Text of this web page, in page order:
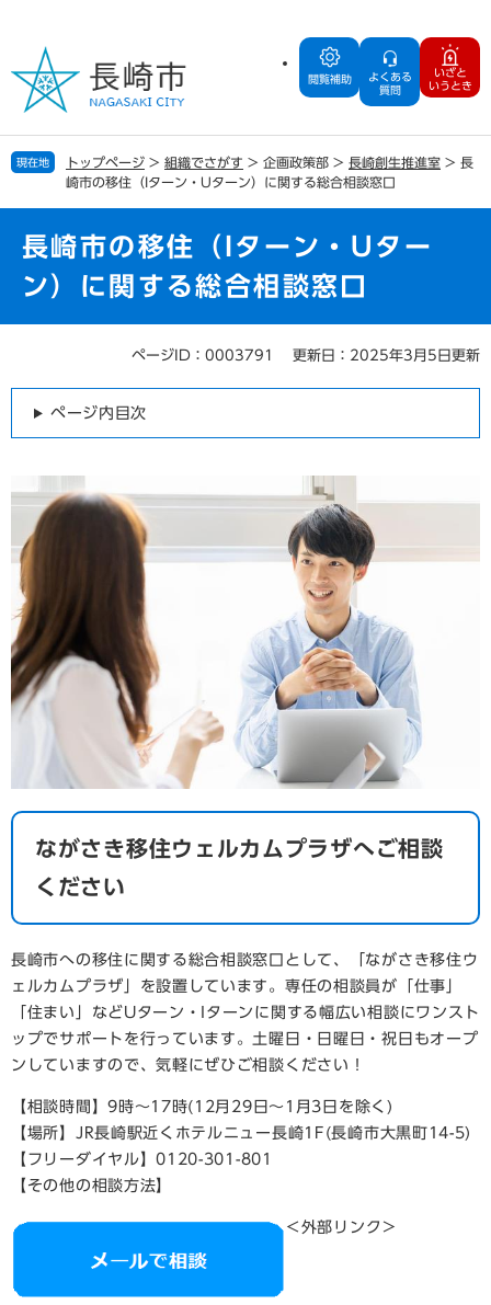
の
で
す
ー
ば
し
閲覧補助
よくある
質問
いざと
いうとき
現在地 トップページ > 組織でさがす > 企画政策部 > 長崎創生推進室 > 長
崎市の移住（Iターン・Uターン）に関する総合相談窓口
長崎市の移住（Iターン・Uター
ン）に関する総合相談窓口
ページID：0003791 更新日：2025年3月5日更新
ページ内目次
ながさき移住ウェルカムプラザへご相談
ください
長崎市への移住に関する総合相談窓口として、「ながさき移住ウ
ェルカムプラザ」を設置しています。専任の相談員が「仕事」
「住まい」などUターン・Iターンに関する幅広い相談にワンスト
ップでサポートを行っています。土曜日・日曜日・祝日もオープ
ンしていますので、気軽にぜひご相談ください！
【相談時間】9時～17時(12月29日～1月3日を除く)
【場所】JR長崎駅近くホテルニュー長崎1F(長崎市大黒町14-5)
【フリーダイヤル】0120-301-801
【その他の相談方法】
＜外部リンク＞